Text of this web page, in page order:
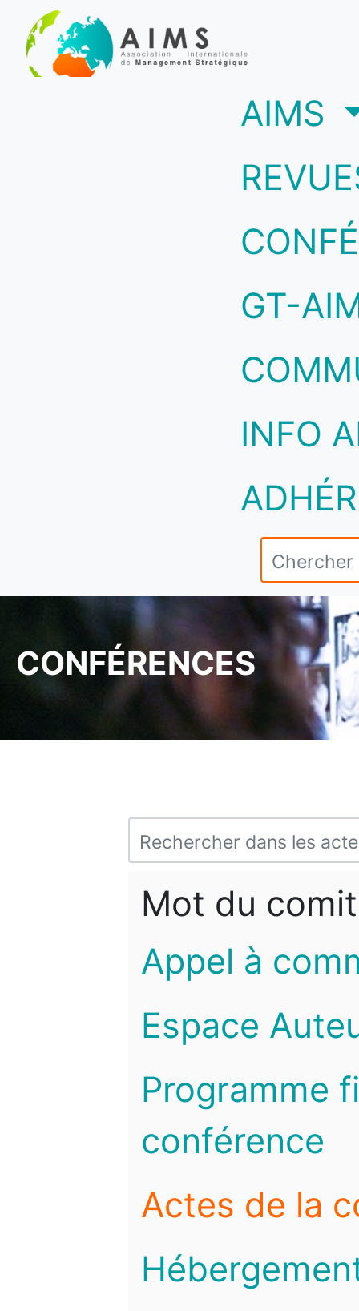
AIMS
GT-
INFO
CONFÉRENCES
Mot du
Appel à
Espace
Programme
conférence
Actes de la